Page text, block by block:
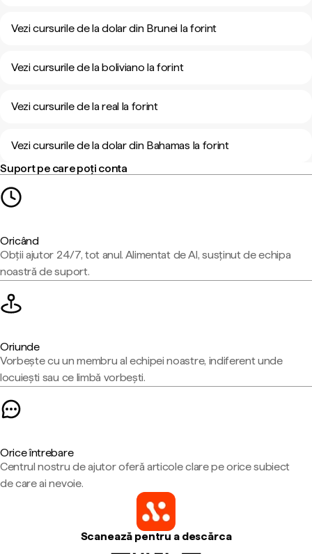
Vezi cursurile de la dolar din Brunei la forint
Vezi cursurile de la boliviano la forint
Vezi cursurile de la real la forint
Vezi cursurile de la dolar din Bahamas la forint
Suport pe care poți conta
Oricând
Obții ajutor 24/7, tot anul. Alimentat de AI, susținut de echipa
noastră de suport.
Oriunde
Vorbește cu un membru al echipei noastre, indiferent unde
locuiești sau ce limbă vorbești.
Orice întrebare
Centrul nostru de ajutor oferă articole clare pe orice subiect
de care ai nevoie.
Scanează pentru a descărca